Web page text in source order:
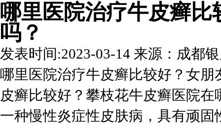
哪里医院治疗牛皮癣
吗？
发表时间:2023-03-14 来源：成都
哪里医院治疗牛皮癣比较好？女
皮癣比较好？攀枝花牛皮癣医院
一种慢性炎症性皮肤病，具有顽